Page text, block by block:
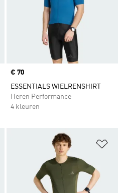
Price
€ 70
ESSENTIALS WIELRENSHIRT
Heren Performance
4 kleuren
Op verlanglijst zetten